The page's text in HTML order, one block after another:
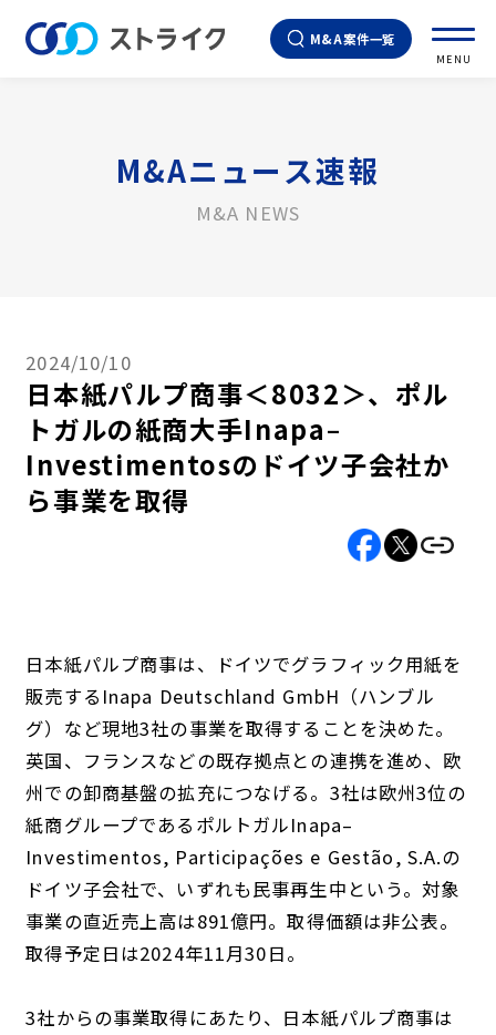
M&A案件一覧
MENU
M&Aニュース速報
M&A NEWS
2024/10/10
日本紙パルプ商事＜8032＞、ポル
トガルの紙商大手Inapa–
Investimentosのドイツ子会社か
ら事業を取得
日本紙パルプ商事は、ドイツでグラフィック用紙を
販売するInapa Deutschland GmbH（ハンブル
グ）など現地3社の事業を取得することを決めた。
英国、フランスなどの既存拠点との連携を進め、欧
州での卸商基盤の拡充につなげる。3社は欧州3位の
紙商グループであるポルトガルInapa–
Investimentos, Participações e Gestão, S.A.の
ドイツ子会社で、いずれも民事再生中という。対象
事業の直近売上高は891億円。取得価額は非公表。
取得予定日は2024年11月30日。
3社からの事業取得にあたり、日本紙パルプ商事は